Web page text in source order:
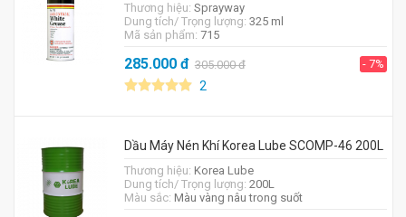
Thương hiệu: Sprayway
Dung tích/ Trọng lượng: 325 ml
Mã sản phẩm: 715
285.000đ 305.000đ - 7%
2
Dầu Máy Nén Khí Korea Lube SCOMP-46 200L
Thương hiệu: Korea Lube
Dung tích/ Trọng lượng: 200L
Màu sắc: Màu vàng nâu trong suốt